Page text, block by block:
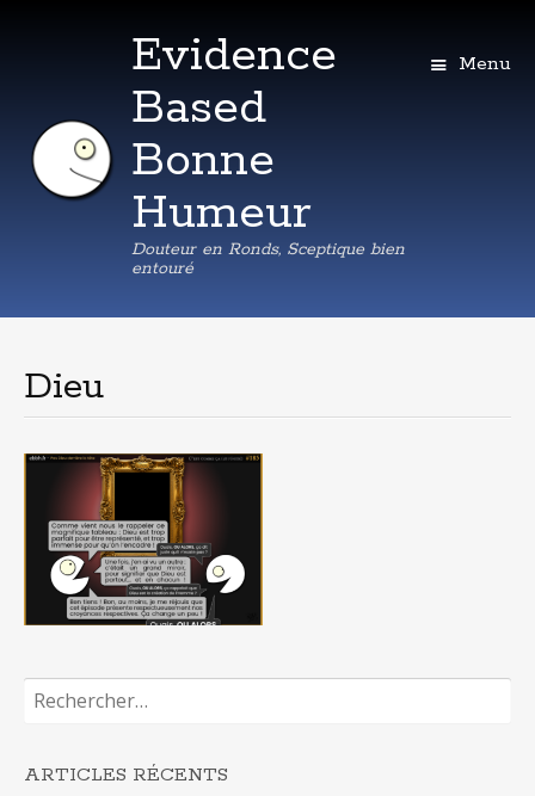
Evidence
Based
Bonne
Humeur
Douteur en Ronds, Sceptique bien
entouré
Menu
principal
Dieu
Rechercher :
ARTICLES RÉCENTS